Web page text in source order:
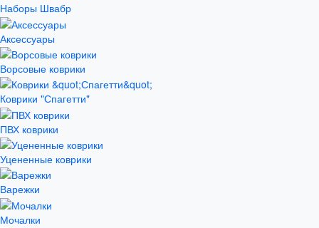
Наборы Швабр
Аксессуары
Ворсовые коврики
Коврики "Спагетти"
ПВХ коврики
Уцененные коврики
Варежки
Мочалки